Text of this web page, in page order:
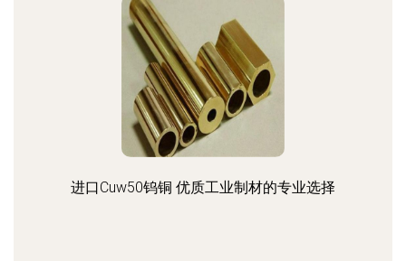
进口Cuw50钨铜 优质工业制材的专业选择